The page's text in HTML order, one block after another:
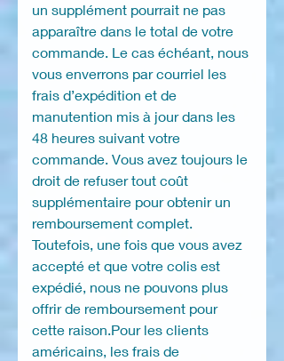
un supplément pourrait ne pas
apparaître dans le total de votre
commande. Le cas échéant, nous
vous enverrons par courriel les
frais d’expédition et de
manutention mis à jour dans les
48 heures suivant votre
commande. Vous avez toujours le
droit de refuser tout coût
supplémentaire pour obtenir un
remboursement complet.
Toutefois, une fois que vous avez
accepté et que votre colis est
expédié, nous ne pouvons plus
offrir de remboursement pour
cette raison.Pour les clients
américains, les frais de